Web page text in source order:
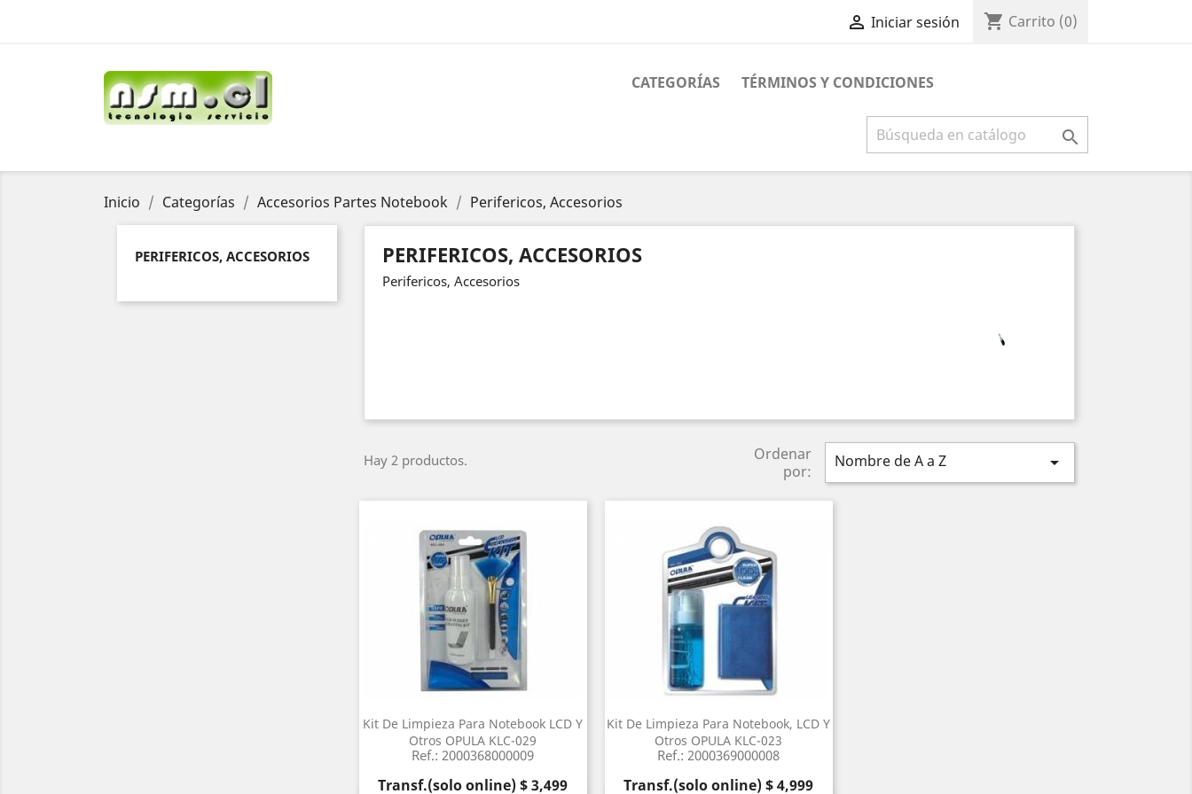
 Iniciar sesión shopping_cart Carrito (0)
CATEGORÍAS TÉRMINOS Y CONDICIONES

Inicio Categorías Accesorios Partes Notebook Perifericos, Accesorios
PERIFERICOS, ACCESORIOS PERIFERICOS, ACCESORIOS
Perifericos, Accesorios
Hay 2 productos.
Ordenar
por:
Nombre de A a Z 
Kit De Limpieza Para Notebook LCD Y
Otros OPULA KLC-029
Ref.: 2000368000009
Precio
Transf.(solo online) $ 3,499
Kit De Limpieza Para Notebook, LCD Y
Otros OPULA KLC-023
Ref.: 2000369000008
Precio
Transf.(solo online) $ 4,999